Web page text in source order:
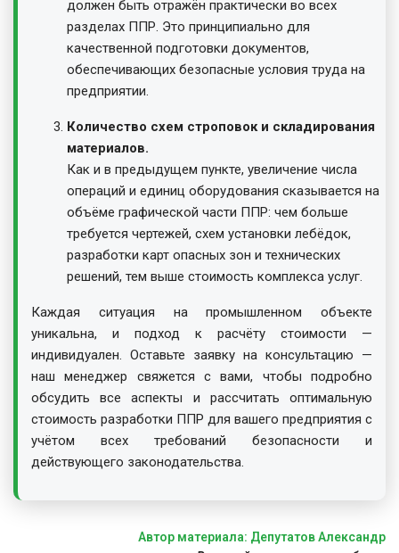
должен быть отражён практически во всех
разделах ППР. Это принципиально для
качественной подготовки документов,
обеспечивающих безопасные условия труда на
предприятии.
Количество схем строповок и складирования
материалов.
Как и в предыдущем пункте, увеличение числа
операций и единиц оборудования сказывается на
объёме графической части ППР: чем больше
требуется чертежей, схем установки лебёдок,
разработки карт опасных зон и технических
решений, тем выше стоимость комплекса услуг.
Каждая ситуация на промышленном объекте
уникальна, и подход к расчёту стоимости —
индивидуален. Оставьте заявку на консультацию —
наш менеджер свяжется с вами, чтобы подробно
обсудить все аспекты и рассчитать оптимальную
стоимость разработки ППР для вашего предприятия с
учётом всех требований безопасности и
действующего законодательства.
Автор материала: Депутатов Александр